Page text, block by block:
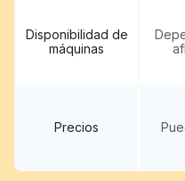
Disponibilidad de
máquinas
Precios